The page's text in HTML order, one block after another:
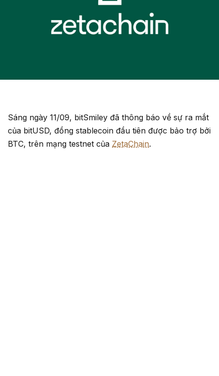
Sáng ngày 11/09, bitSmiley đã thông báo về sự ra mắt
của bitUSD, đồng stablecoin đầu tiên được bảo trợ bởi
BTC, trên mạng testnet của ZetaChain.